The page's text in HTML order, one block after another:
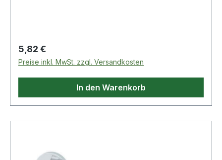
Regulärer Preis:
5,82 €
Preise inkl. MwSt. zzgl. Versandkosten
In den Warenkorb